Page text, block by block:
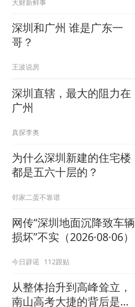
大财新鲜事
深圳和广州 谁是广东一
哥？
王波说房
深圳直辖，最大的阻力在
广州
真探李奥
为什么深圳新建的住宅楼
都是五六十层的？
邻家二蛋不靠谱
网传“深圳地面沉降致车辆
损坏”不实（2026·08·06）
今日辟谣 112跟贴
从整体抬升到高峰耸立，
南山高考大捷的背后是什